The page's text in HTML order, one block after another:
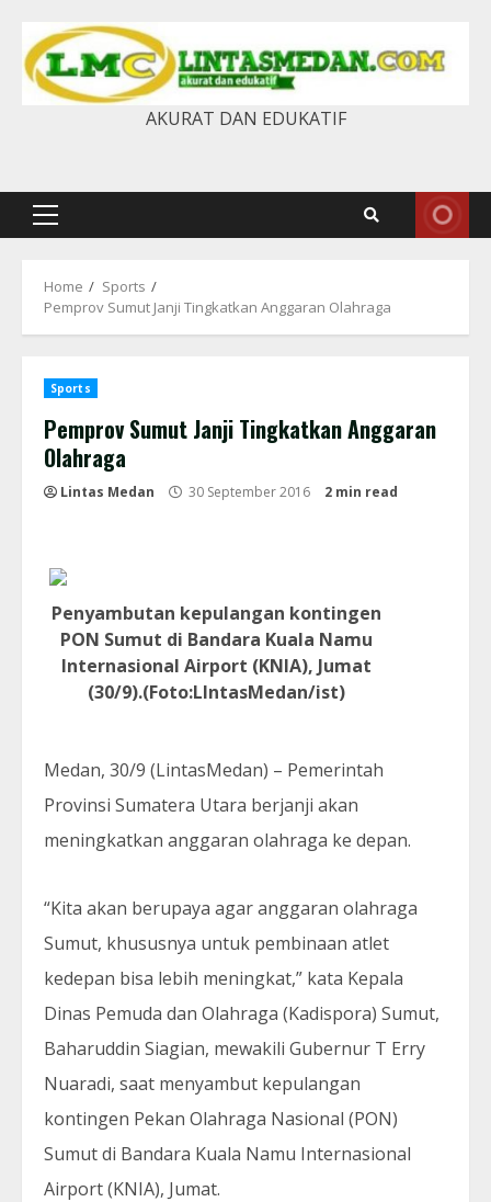
content
AKURAT DAN EDUKATIF
Primary
Home
Sports
Pemprov Sumut Janji Tingkatkan Anggaran Olahraga
Sports
Pemprov Sumut Janji Tingkatkan Anggaran
Olahraga
Lintas Medan 30 September 2016 2 min read
Penyambutan kepulangan kontingen
PON Sumut di Bandara Kuala Namu
Internasional Airport (KNIA), Jumat
(30/9).(Foto:LIntasMedan/ist)
Medan, 30/9 (LintasMedan) – Pemerintah
Provinsi Sumatera Utara berjanji akan
meningkatkan anggaran olahraga ke depan.
“Kita akan berupaya agar anggaran olahraga
Sumut, khususnya untuk pembinaan atlet
kedepan bisa lebih meningkat,” kata Kepala
Dinas Pemuda dan Olahraga (Kadispora) Sumut,
Baharuddin Siagian, mewakili Gubernur T Erry
Nuaradi, saat menyambut kepulangan
kontingen Pekan Olahraga Nasional (PON)
Sumut di Bandara Kuala Namu Internasional
Airport (KNIA), Jumat.